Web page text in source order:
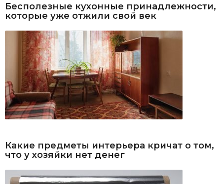
Бесполезные кухонные принадлежности,
которые уже отжили свой век
Какие предметы интерьера кричат о том,
что у хозяйки нет денег